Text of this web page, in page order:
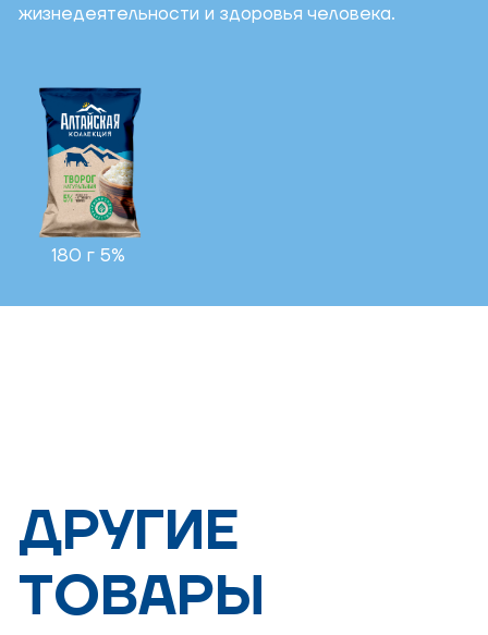
жизнедеятельности и здоровья человека.
180 г 5%
ДРУГИЕ
ТОВАРЫ